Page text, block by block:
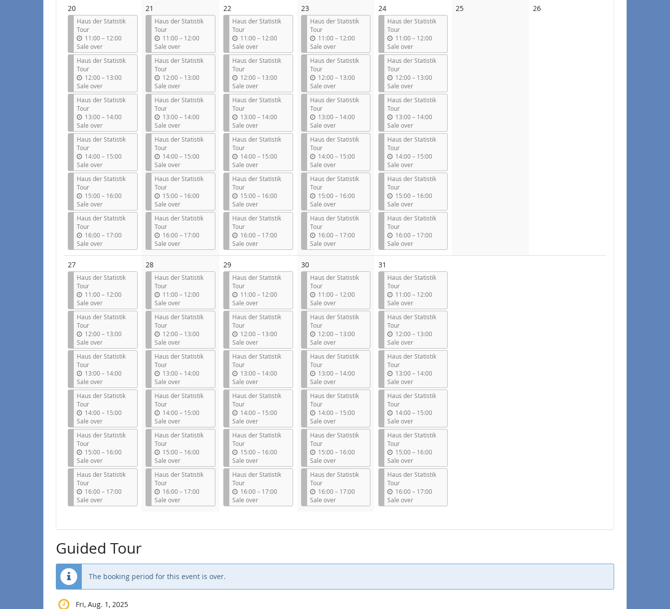
20
Haus der Statistik
Tour
11:00–u
t
i
12:00
Sale over
Haus der Statistik
Tour
12:00–u
t
i
13:00
Sale over
Haus der Statistik
Tour
13:00–u
t
i
14:00
Sale over
Haus der Statistik
Tour
14:00–u
t
i
15:00
Sale over
Haus der Statistik
Tour
15:00–u
t
i
16:00
Sale over
Haus der Statistik
Tour
16:00–u
t
17:00
Sale over
21
Haus der Statistik
Tour
11:00–u
t
i
12:00
Sale over
Haus der Statistik
Tour
12:00–u
t
i
13:00
Sale over
Haus der Statistik
Tour
13:00–u
t
i
14:00
Sale over
Haus der Statistik
Tour
14:00–u
t
i
15:00
Sale over
Haus der Statistik
Tour
15:00–u
t
i
16:00
Sale over
Haus der Statistik
Tour
16:00–u
t
17:00
Sale over
22
Haus der Statistik
Tour
11:00–u
t
i
12:00
Sale over
Haus der Statistik
Tour
12:00–u
t
i
13:00
Sale over
Haus der Statistik
Tour
13:00–u
t
i
14:00
Sale over
Haus der Statistik
Tour
14:00–u
t
i
15:00
Sale over
Haus der Statistik
Tour
15:00–u
t
i
16:00
Sale over
Haus der Statistik
Tour
16:00–u
t
17:00
Sale over
23
Haus der Statistik
Tour
11:00–u
t
i
12:00
Sale over
Haus der Statistik
Tour
12:00–u
t
i
13:00
Sale over
Haus der Statistik
Tour
13:00–u
t
i
14:00
Sale over
Haus der Statistik
Tour
14:00–u
t
i
15:00
Sale over
Haus der Statistik
Tour
15:00–u
t
i
16:00
Sale over
Haus der Statistik
Tour
16:00–u
t
17:00
Sale over
24
Haus der Statistik
Tour
11:00–u
t
i
12:00
Sale over
Haus der Statistik
Tour
12:00–u
t
i
13:00
Sale over
Haus der Statistik
Tour
13:00–u
t
i
14:00
Sale over
Haus der Statistik
Tour
14:00–u
t
i
15:00
Sale over
Haus der Statistik
Tour
15:00–u
t
i
16:00
Sale over
Haus der Statistik
Tour
16:00–u
t
17:00
Sale over
25No
26No
27
Haus der Statistik
Tour
11:00–u
t
i
12:00
Sale over
Haus der Statistik
Tour
12:00–u
t
i
13:00
Sale over
Haus der Statistik
Tour
13:00–u
t
i
14:00
Sale over
Haus der Statistik
Tour
14:00–u
t
i
15:00
Sale over
Haus der Statistik
Tour
15:00–u
t
i
16:00
Sale over
Haus der Statistik
Tour
16:00–u
t
17:00
Sale over
28
Haus der Statistik
Tour
11:00–u
t
i
12:00
Sale over
Haus der Statistik
Tour
12:00–u
t
i
13:00
Sale over
Haus der Statistik
Tour
13:00–u
t
i
14:00
Sale over
Haus der Statistik
Tour
14:00–u
t
i
15:00
Sale over
Haus der Statistik
Tour
15:00–u
t
i
16:00
Sale over
Haus der Statistik
Tour
16:00–u
t
17:00
Sale over
29
Haus der Statistik
Tour
11:00–u
t
i
12:00
Sale over
Haus der Statistik
Tour
12:00–u
t
i
13:00
Sale over
Haus der Statistik
Tour
13:00–u
t
i
14:00
Sale over
Haus der Statistik
Tour
14:00–u
t
i
15:00
Sale over
Haus der Statistik
Tour
15:00–u
t
i
16:00
Sale over
Haus der Statistik
Tour
16:00–u
t
17:00
Sale over
30
Haus der Statistik
Tour
11:00–u
t
i
12:00
Sale over
Haus der Statistik
Tour
12:00–u
t
i
13:00
Sale over
Haus der Statistik
Tour
13:00–u
t
i
14:00
Sale over
Haus der Statistik
Tour
14:00–u
t
i
15:00
Sale over
Haus der Statistik
Tour
15:00–u
t
i
16:00
Sale over
Haus der Statistik
Tour
16:00–u
t
17:00
Sale over
31
Haus der Statistik
Tour
11:00–u
t
i
12:00
Sale over
Haus der Statistik
Tour
12:00–u
t
i
13:00
Sale over
Haus der Statistik
Tour
13:00–u
t
i
14:00
Sale over
Haus der Statistik
Tour
14:00–u
t
i
15:00
Sale over
Haus der Statistik
Tour
15:00–u
t
i
16:00
Sale over
Haus der Statistik
Tour
16:00–u
t
17:00
Sale over
Guided Tour
The booking period for this event is over.
Fri, Aug. 1, 2025